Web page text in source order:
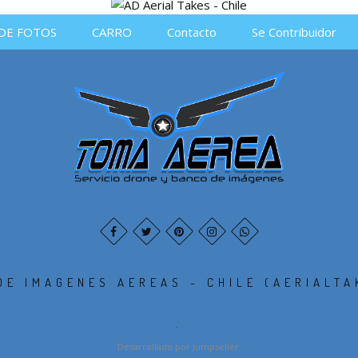
FOTOS CARRO Contacto Se Contribuidor
IMAGENES AEREAS - CHILE
.
Desarrollado por Jumpseller.